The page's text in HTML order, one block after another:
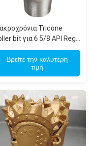
Tricone
bit για 6 5/8 API Reg
200-300 ώρες
ζωής
Βρείτε την καλύτερη
τιμή